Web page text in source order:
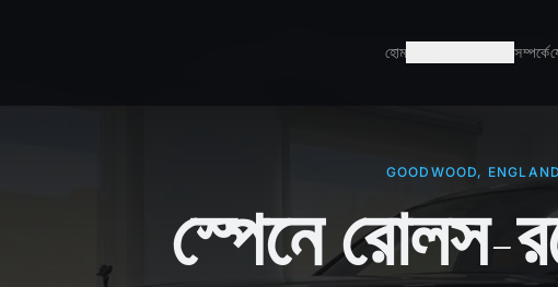
হোম সম্পর্কে
GOODWOOD, ENGLAND
স্পেনে রোলস-